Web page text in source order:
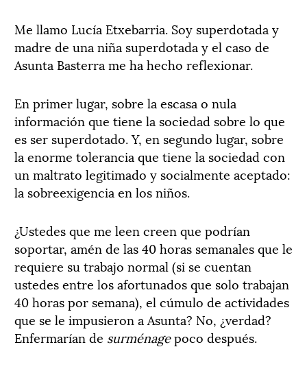
Me llamo Lucía Etxebarria. Soy superdotada y
madre de una niña superdotada y el caso de
Asunta Basterra me ha hecho reflexionar.
En primer lugar, sobre la escasa o nula
información que tiene la sociedad sobre lo que
es ser superdotado. Y, en segundo lugar, sobre
la enorme tolerancia que tiene la sociedad con
un maltrato legitimado y socialmente aceptado:
la sobreexigencia en los niños.
¿Ustedes que me leen creen que podrían
soportar, amén de las 40 horas semanales que le
requiere su trabajo normal (si se cuentan
ustedes entre los afortunados que solo trabajan
40 horas por semana), el cúmulo de actividades
que se le impusieron a Asunta? No, ¿verdad?
Enfermarían de surménagepoco después.